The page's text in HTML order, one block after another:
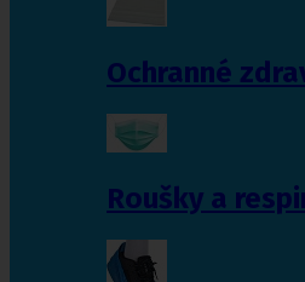
Ochranné
Roušky a